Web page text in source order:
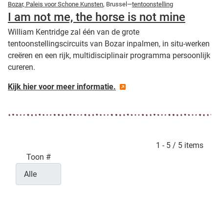
Bozar, Paleis voor Schone Kunsten, Brussel—tentoonstelling
I am not me, the horse is not mine
William Kentridge zal één van de grote
tentoonstellingscircuits van Bozar inpalmen, in situ-werken
creëren en een rijk, multidisciplinair programma persoonlijk
cureren.
Kijk hier voor meer informatie.
1 - 5 / 5 items
Toon #